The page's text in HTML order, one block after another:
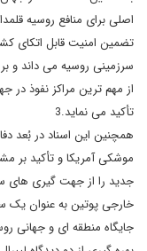
اصلی برای منافع روسیه
تضمین امنیت قابل اتکای
سرزمینی روسیه می داند و
از مهم ترین مراکز نفوذ در
تأکید می نماید.3
همچنین این اسناد در بُعد
موشکی آمریکا و تأکید بر
جدید را از جهت گیری
خارجی پوتین به عنوان یک
جایگاه منطقه ای و جهانی